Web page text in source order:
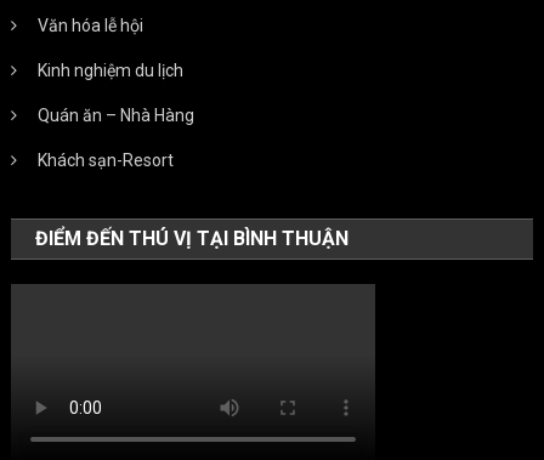
Văn hóa lễ hội
Kinh nghiệm du lịch
Quán ăn – Nhà Hàng
Khách sạn-Resort
ĐIỂM ĐẾN THÚ VỊ TẠI BÌNH THUẬN